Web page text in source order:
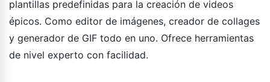
plantillas predefinidas para la creación de videos
épicos. Como editor de imágenes, creador de collages
y generador de GIF todo en uno. Ofrece herramientas
de nivel experto con facilidad.